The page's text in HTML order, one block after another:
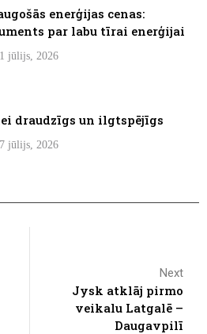
enerģijas cenas:
par labu tīrai enerģijai
jūlijs, 2026
draudzīgs un ilgtspējīgs
jūlijs, 2026
Next
Jysk atklāj pirmo
veikalu Latgalē –
Daugavpilī